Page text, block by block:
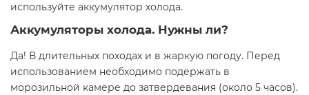
используйте аккумулятор холода.
Аккумуляторы холода. Нужны ли?
Да! В длительных походах и в жаркую погоду. Перед
использованием необходимо подержать в
морозильной камере до затвердевания (около 5 часов).